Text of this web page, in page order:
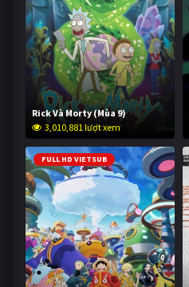
Rick Và Morty (Mùa 9)
3,010,881 lượt xem
FULL HD VIETSUB